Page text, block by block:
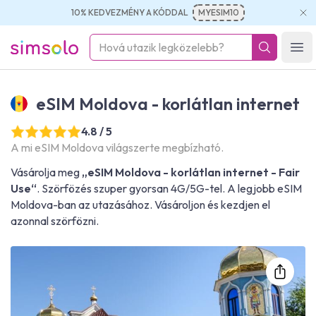
10% KEDVEZMÉNY A KÓDDAL MYESIM10
simsolo
eSIM Moldova - korlátlan internet
4.8 / 5
A mi eSIM Moldova világszerte megbízható.
Vásárolja meg „eSIM Moldova - korlátlan internet - Fair
Use“. Szörfözés szuper gyorsan 4G/5G-tel. A legjobb eSIM
Moldova-ban az utazásához. Vásároljon és kezdjen el
azonnal szörfözni.